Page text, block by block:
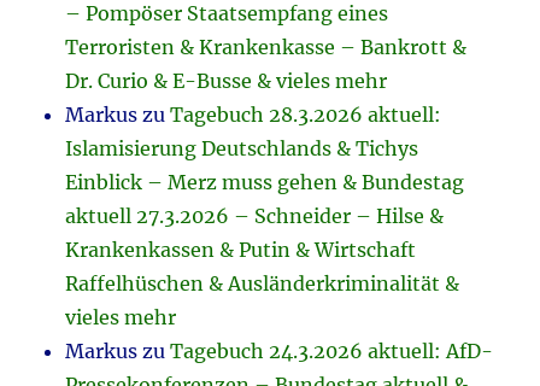
– Pompöser Staatsempfang eines
Terroristen & Krankenkasse – Bankrott &
Dr. Curio & E-Busse & vieles mehr
Markus zuTagebuch 28.3.2026 aktuell:
Islamisierung Deutschlands & Tichys
Einblick – Merz muss gehen & Bundestag
aktuell 27.3.2026 – Schneider – Hilse &
Krankenkassen & Putin & Wirtschaft
Raffelhüschen & Ausländerkriminalität &
vieles mehr
Markus zuTagebuch 24.3.2026 aktuell: AfD-